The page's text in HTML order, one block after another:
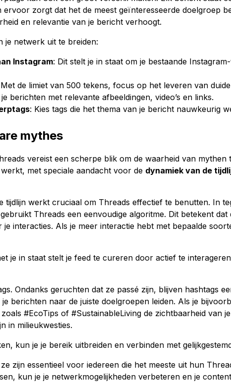
ervoor zorgt dat het de meest geïnteresseerde doelgroep
en relevantie van je bericht verhoogt.
je netwerk uit te breiden:
Instagram: Dit stelt je in staat om je bestaande
de limiet van 500 tekens, focus op het leveren van
berichten met relevante afbeeldingen, video’s en links.
: Kies tags die het thema van je bericht nauwkeurig
mythes
vereist een scherpe blik om de waarheid van mythen
met speciale aandacht voor de dynamiek van de
tijdlijn werkt cruciaal om Threads effectief te benutten. In
Threads een eenvoudige algoritme. Dit betekent dat
interacties. Als je meer interactie hebt met bepaalde
je in staat stelt je feed te cureren door actief te
Ondanks geruchten dat ze passé zijn, blijven hashtags
berichten naar de juiste doelgroepen leiden. Als je
#EcoTips of #SustainableLiving de zichtbaarheid van
in milieukwesties.
kun je je bereik uitbreiden en verbinden met
zijn essentieel voor iedereen die het meeste uit hun
kun je je netwerkmogelijkheden verbeteren en je